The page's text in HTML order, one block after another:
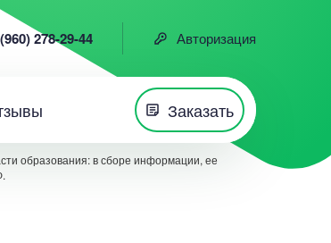
278-29-44 Авторизация
Заказать
образования: в сборе информации, ее